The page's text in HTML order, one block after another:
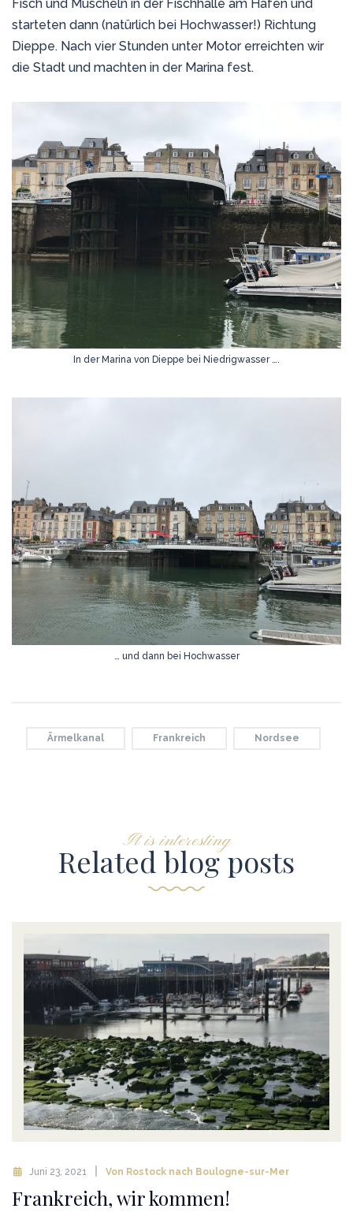
Fisch und Muscheln in der Fischhalle am Hafen und
starteten dann (natürlich bei Hochwasser!) Richtung
Dieppe. Nach vier Stunden unter Motor erreichten wir
die Stadt und machten in der Marina fest.
In der Marina von Dieppe bei Niedrigwasser ….
… und dann bei Hochwasser
Ärmelkanal Frankreich Nordsee
It is interesting
Related blog posts
Juni 23, 2021 Von Rostock nach Boulogne-sur-Mer
Frankreich, wir kommen!